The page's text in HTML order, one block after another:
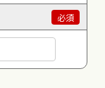
必須